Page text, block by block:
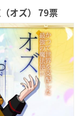
オズ） 79票